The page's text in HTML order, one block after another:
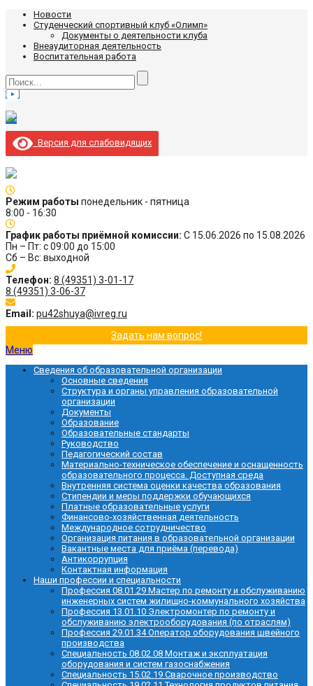
Новости
Студенческий спортивный клуб «Олимп»
Документы о деятельности клуба
Внеаудиторная деятельность
Воспитательная работа
Версия для слабовидящих
Режим работы понедельник - пятница
8:00 - 16:30
График работы приёмной комиссии: С 15.06.2026 по 15.08.2026
Пн – Пт: с 09:00 до 15:00
Сб – Вс: выходной
Телефон: 8 (49351) 3-01-17
8 (49351) 3-06-37
Email: pu42shuya@ivreg.ru
Задать нам вопрос!
Меню
Сведения об образовательной организации
Основные сведения
Структура и органы управления образовательной
организации
Документы
Образование
Образовательные стандарты
Руководство
Педагогический состав
Материально-техническое обеспечение и оснащенность
образовательного процесса. Доступная среда
Внутренняя система оценки качества образования
Стипендии и меры поддержки обучающихся
Платные образовательные услуги
Финансово-хозяйственная деятельность
Международное сотрудничество
Организация питания в образовательной организации
Вакантные места для приёма (перевода)
Антикоррупция
Контактная информация
Наши профессии и специальности
Профессия 08.01.29 Мастер по ремонту и обслуживанию
инженерных систем жилищно-коммунального хозяйства
Профессия 13.01.10 Электромонтер по ремонту и
обслуживанию электрооборудования (по отраслям)
Профессия 29.01.34 Оператор оборудования швейного
производства
Специальность 08.02.08 Монтаж и эксплуатация
оборудования и систем газоснабжения
Специальность 15.02.19 Сварочное производство